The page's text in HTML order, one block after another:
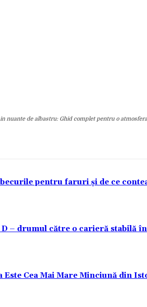
nuante de albastru: Ghid complet pentru o
pentru faruri și de ce
– drumul către o carieră stabilă
Este Cea Mai Mare Minciună din